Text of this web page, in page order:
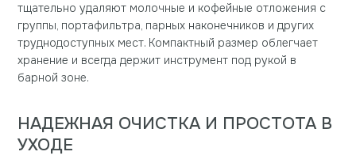
тщательно удаляют молочные и кофейные отложения с
группы, портафильтра, парных наконечников и других
труднодоступных мест. Компактный размер облегчает
хранение и всегда держит инструмент под рукой в
барной зоне.
НАДЕЖНАЯ ОЧИСТКА И ПРОСТОТА В
УХОДЕ